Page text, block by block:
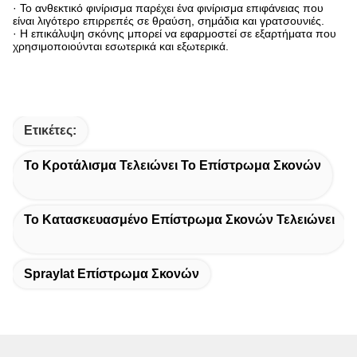
· Το ανθεκτικό φινίρισμα παρέχει ένα φινίρισμα επιφάνειας που
είναι λιγότερο επιρρεπές σε θραύση, σημάδια και γρατσουνιές.
· Η επικάλυψη σκόνης μπορεί να εφαρμοστεί σε εξαρτήματα που
χρησιμοποιούνται εσωτερικά και εξωτερικά.
Ετικέτες:
Το Κροτάλισμα Τελειώνει Το Επίστρωμα Σκονών
Το Κατασκευασμένο Επίστρωμα Σκονών Τελειώνει
Spraylat Επίστρωμα Σκονών